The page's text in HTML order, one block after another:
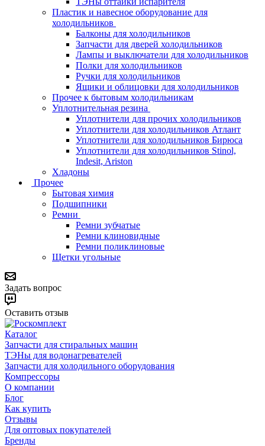
Пластик и навесное оборудование для
холодильников
Балконы для холодильников
Запчасти для дверей холодильников
Лампы и выключатели для холодильников
Полки для холодильников
Ручки для холодильников
Ящики и облицовки для холодильников
Прочее к бытовым холодильникам
Уплотнительная резина
Уплотнители для прочих холодильников
Уплотнители для холодильников Атлант
Уплотнители для холодильников Бирюса
Уплотнители для холодильников Stinol,
Indesit, Ariston
Хладоны
Прочее
Бытовая химия
Подшипники
Ремни
Ремни зубчатые
Ремни клиновидные
Ремни поликлиновые
Щетки угольные
Задать вопрос
Оставить отзыв
Каталог
Запчасти для стиральных машин
ТЭНы для водонагревателей
Запчасти для холодильного оборудования
Компрессоры
О компании
Блог
Как купить
Отзывы
Для оптовых покупателей
Бренды